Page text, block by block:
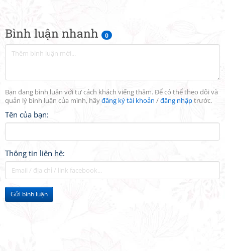
Bình luận nhanh 0
Bạn đang bình luận với tư cách khách viếng thăm. Để có thể theo dõi và
quản lý bình luận của mình, hãyđăng ký tài khoản /đăng nhậptrước.
Tên của bạn:
Thông tin liên hệ:
Gửi bình luận